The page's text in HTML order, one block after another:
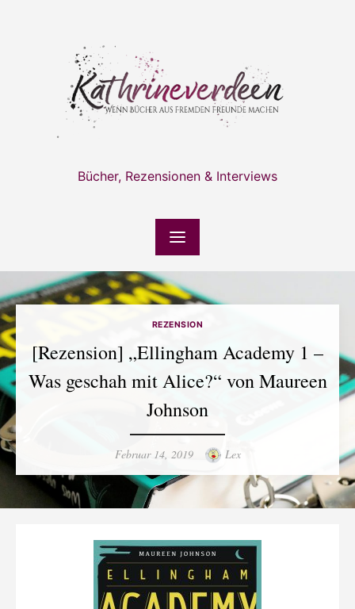
Bücher, Rezensionen & Interviews
REZENSION
[Rezension] „Ellingham Academy 1 –
Was geschah mit Alice?“ von Maureen
Johnson
Posted
Februar 14, 2019 Author
Lex